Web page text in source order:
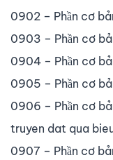
0902 – Phần cơ
0903 – Phần cơ
0904 – Phần cơ
0905 – Phần cơ
0906 – Phần cơ
truyen dat qua
0907 – Phần cơ